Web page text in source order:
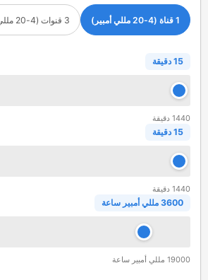
1 قناة (4-20 مللي أمبير) 3 قنوات (4-20 مللي أمبير)
1440 دقيقة
1440 دقيقة
3600 مللي أمبير ساعة
19000 مللي أمبير ساعة